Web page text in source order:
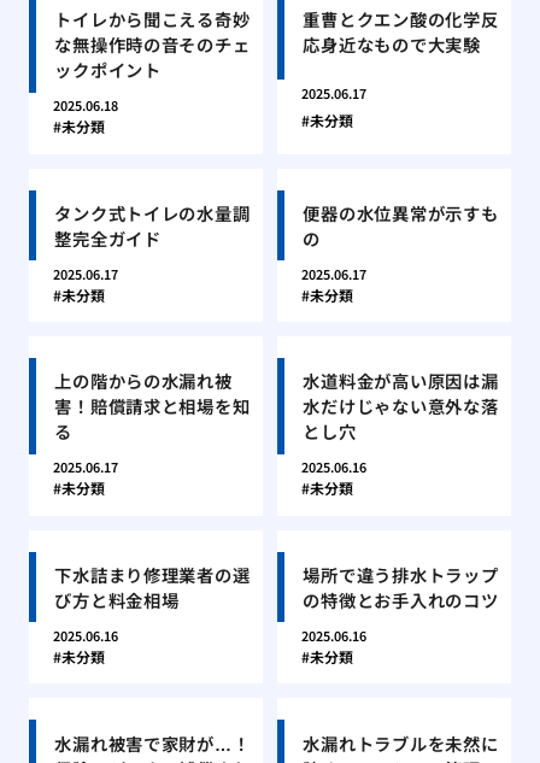
トイレから聞こえる奇妙
な無操作時の音そのチェ
ックポイント
2025.06.18
未分類
重曹とクエン酸の化学反
応身近なもので大実験
2025.06.17
未分類
タンク式トイレの水量調
整完全ガイド
2025.06.17
未分類
便器の水位異常が示すも
の
2025.06.17
未分類
上の階からの水漏れ被
害！賠償請求と相場を知
る
2025.06.17
未分類
水道料金が高い原因は漏
水だけじゃない意外な落
とし穴
2025.06.16
未分類
下水詰まり修理業者の選
び方と料金相場
2025.06.16
未分類
場所で違う排水トラップ
の特徴とお手入れのコツ
2025.06.16
未分類
水漏れ被害で家財が…！
水漏れトラブルを未然に